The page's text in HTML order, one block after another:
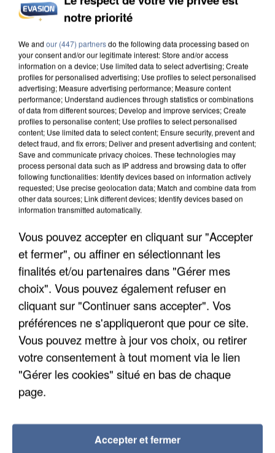
L’UN DES FONDATEURS SUPPOSÉS DE LA DZ
MAFIA INTERPELLÉ EN ALGÉRIE
UN SECOND CADRE DE LA DZ MAFIA
INTERPELLÉ EN ALGÉRIE
notre priorité
We and our (447) partnersdo the following data processing based on
your consent and/or our legitimate interest: Store and/or access
information on a device; Use limited data to select advertising; Create
profiles for personalised advertising; Use profiles to select personalised
advertising; Measure advertising performance; Measure content
performance; Understand audiences through statistics or combinations
of data from different sources; Develop and improve services; Create
profiles to personalise content; Use profiles to select personalised
content; Use limited data to select content; Ensure security, prevent and
detect fraud, and fix errors; Deliver and present advertising and content;
Save and communicate privacy choices. These technologies may
process personal data such as IP address and browsing data to offer
following functionalities: Identify devices based on information actively
requested; Use precise geolocation data; Match and combine data from
other data sources; Link different devices; Identify devices based on
information transmitted automatically.
Vous pouvez accepter en cliquant sur "Accepter
et fermer", ou affiner en sélectionnant les
finalités et/ou partenaires dans "Gérer mes
choix". Vous pouvez également refuser en
cliquant sur "Continuer sans accepter". Vos
préférences ne s'appliqueront que pour ce site.
Vous pouvez mettre à jour vos choix, ou retirer
votre consentement à tout moment via le lien
"Gérer les cookies" situé en bas de chaque
page.
Accepter et fermer